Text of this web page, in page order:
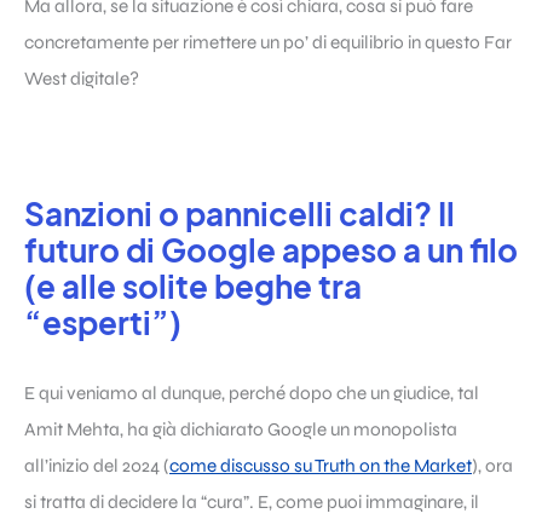
Ma allora, se la situazione è così chiara, cosa si può fare
concretamente per rimettere un po’ di equilibrio in questo Far
West digitale?
Sanzioni o pannicelli caldi? Il
futuro di Google appeso a un filo
(e alle solite beghe tra
“esperti”)
E qui veniamo al dunque, perché dopo che un giudice, tal
Amit Mehta, ha già dichiarato Google un monopolista
all’inizio del 2024 (come discusso su Truth on the Market), ora
si tratta di decidere la “cura”. E, come puoi immaginare, il